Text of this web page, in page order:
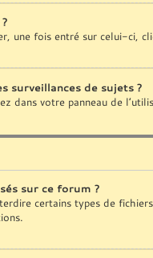
une fois entré sur celui-ci,
surveillances de sujets ?
dans votre panneau de
sur ce forum ?
certains types de